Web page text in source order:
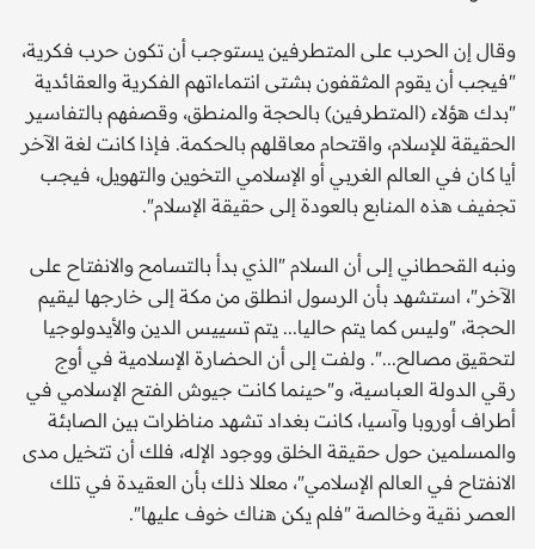
وقال إن الحرب على المتطرفين يستوجب أن تكون حرب فكرية،
"فيجب أن يقوم المثقفون بشتى انتماءاتهم الفكرية والعقائدية
"بدك هؤلاء (المتطرفين) بالحجة والمنطق، وقصفهم بالتفاسير
الحقيقة للإسلام، واقتحام معاقلهم بالحكمة. فإذا كانت لغة الآخر
أيا كان في العالم الغربي أو الإسلامي التخوين والتهويل، فيجب
تجفيف هذه المنابع بالعودة إلى حقيقة الإسلام".
ونبه القحطاني إلى أن السلام "الذي بدأ بالتسامح والانفتاح على
الآخر"، استشهد بأن الرسول انطلق من مكة إلى خارجها ليقيم
الحجة، "وليس كما يتم حاليا... يتم تسييس الدين والأيدولوجيا
لتحقيق مصالح...". ولفت إلى أن الحضارة الإسلامية في أوج
رقي الدولة العباسية، و"حينما كانت جيوش الفتح الإسلامي في
أطراف أوروبا وآسيا، كانت بغداد تشهد مناظرات بين الصابئة
والمسلمين حول حقيقة الخلق ووجود الإله، فلك أن تتخيل مدى
الانفتاح في العالم الإسلامي"، معللا ذلك بأن العقيدة في تلك
العصر نقية وخالصة "فلم يكن هناك خوف عليها".